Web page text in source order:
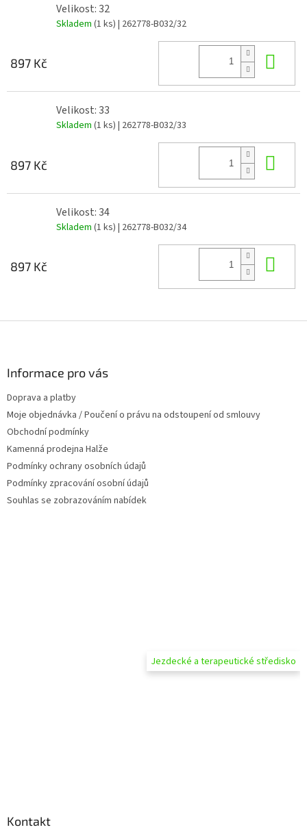
Velikost: 32
Skladem (1 ks) | 262778-B032/32
897 Kč
Velikost: 33
Skladem (1 ks) | 262778-B032/33
897 Kč
Velikost: 34
Skladem (1 ks) | 262778-B032/34
897 Kč
Informace pro vás
Doprava a platby
Moje objednávka / Poučení o právu na odstoupení od smlouvy
Obchodní podmínky
Kamenná prodejna Halže
Podmínky ochrany osobních údajů
Podmínky zpracování osobní údajů
Souhlas se zobrazováním nabídek
Jezdecké a terapeutické středisko
Kontakt